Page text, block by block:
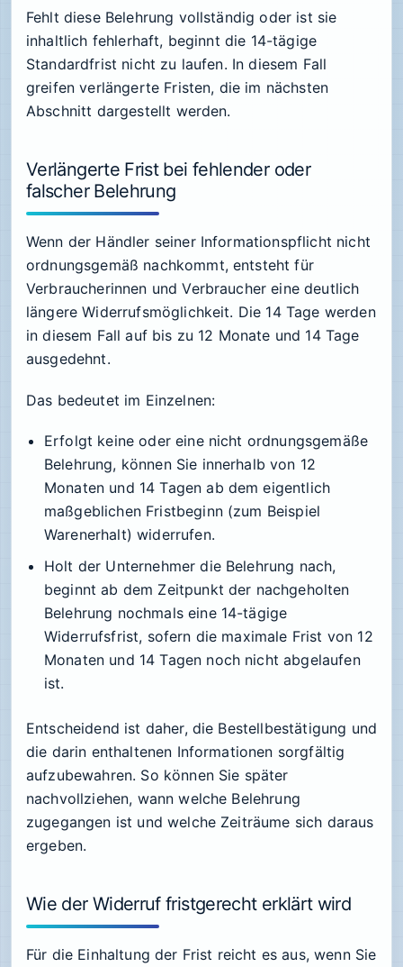
Fehlt diese Belehrung vollständig oder ist sie
inhaltlich fehlerhaft, beginnt die 14-tägige
Standardfrist nicht zu laufen. In diesem Fall
greifen verlängerte Fristen, die im nächsten
Abschnitt dargestellt werden.
Verlängerte Frist bei fehlender oder
falscher Belehrung
Wenn der Händler seiner Informationspflicht nicht
ordnungsgemäß nachkommt, entsteht für
Verbraucherinnen und Verbraucher eine deutlich
längere Widerrufsmöglichkeit. Die 14 Tage werden
in diesem Fall auf bis zu 12 Monate und 14 Tage
ausgedehnt.
Das bedeutet im Einzelnen:
Erfolgt keine oder eine nicht ordnungsgemäße
Belehrung, können Sie innerhalb von 12
Monaten und 14 Tagen ab dem eigentlich
maßgeblichen Fristbeginn (zum Beispiel
Warenerhalt) widerrufen.
Holt der Unternehmer die Belehrung nach,
beginnt ab dem Zeitpunkt der nachgeholten
Belehrung nochmals eine 14-tägige
Widerrufsfrist, sofern die maximale Frist von 12
Monaten und 14 Tagen noch nicht abgelaufen
ist.
Entscheidend ist daher, die Bestellbestätigung und
die darin enthaltenen Informationen sorgfältig
aufzubewahren. So können Sie später
nachvollziehen, wann welche Belehrung
zugegangen ist und welche Zeiträume sich daraus
ergeben.
Wie der Widerruf fristgerecht erklärt wird
Für die Einhaltung der Frist reicht es aus, wenn Sie